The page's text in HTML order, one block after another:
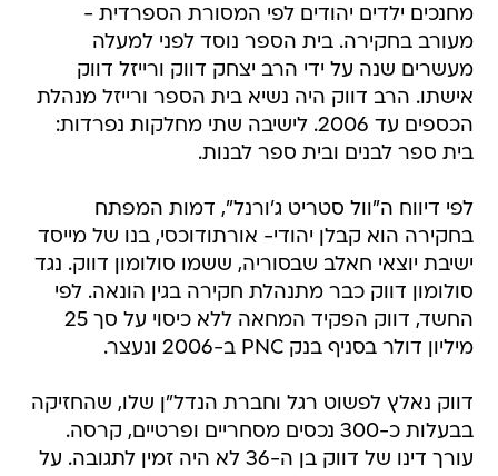
מחנכים ילדים יהודים לפי המסורת הספרדית -
מעורב בחקירה. בית הספר נוסד לפני למעלה
מעשרים שנה על ידי הרב יצחק דווק ורייזל דווק
אישתו. הרב דווק היה נשיא בית הספר ורייזל מנהלת
הכספים עד 2006. לישיבה שתי מחלקות נפרדות:
בית ספר לבנים ובית ספר לבנות.
לפי דיווח ה"וול סטריט ג'ורנל", דמות המפתח
בחקירה הוא קבלן יהודי- אורתודוכסי, בנו של מייסד
ישיבת יוצאי חאלב שבסוריה, ששמו סולומון דווק. נגד
סולומון דווק כבר מתנהלת חקירה בגין הונאה. לפי
החשד, דווק הפקיד המחאה ללא כיסוי על סך 25
מיליון דולר בסניף בנק PNC ב-2006 ונעצר.
דווק נאלץ לפשוט רגל וחברת הנדל"ן שלו, שהחזיקה
בבעלות כ-300 נכסים מסחריים ופרטיים, קרסה.
עורך דינו של דווק בן ה-36 לא היה זמין לתגובה. על